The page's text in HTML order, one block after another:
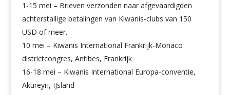
1-15 mei – Brieven verzonden naar afgevaardigden
achterstallige betalingen van Kiwanis-clubs van 150
USD of meer.
10 mei – Kiwanis International Frankrijk-Monaco
districtcongres, Antibes, Frankrijk
16-18 mei – Kiwanis International Europa-conventie,
Akureyri, IJsland